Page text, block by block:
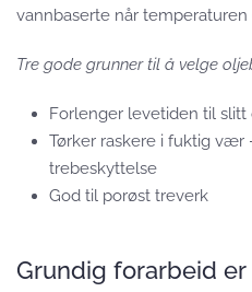
vannbaserte når
Tre gode grunner til å velge
Forlenger levetiden til
Tørker raskere i fuktig
trebeskyttelse
God til porøst treverk
Grundig forarbeid